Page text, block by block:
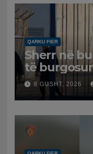
QARKU FIER
Sherr në
të
spital
8 GUSHT, 2026